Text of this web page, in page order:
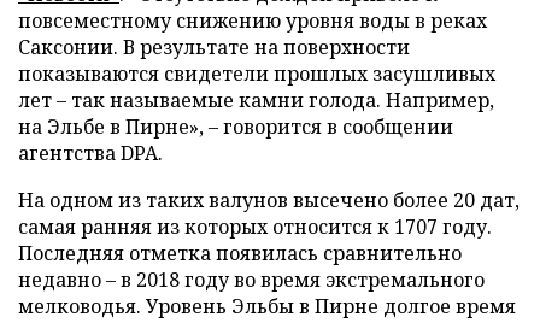
повсеместному снижению уровня воды в реках
Саксонии. В результате на поверхности
показываются свидетели прошлых засушливых
лет – так называемые камни голода. Например,
на Эльбе в Пирне», – говорится в сообщении
агентства DPA.
На одном из таких валунов высечено более 20 дат,
самая ранняя из которых относится к 1707 году.
Последняя отметка появилась сравнительно
недавно – в 2018 году во время экстремального
мелководья. Уровень Эльбы в Пирне долгое время